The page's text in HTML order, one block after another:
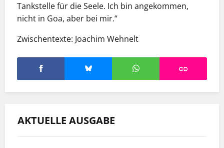
Tankstelle für die Seele. Ich bin angekommen,
nicht in Goa, aber bei mir.“
Zwischentexte: Joachim Wehnelt
AKTUELLE AUSGABE